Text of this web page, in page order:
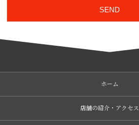
ホーム
店舗の紹介・アクセス